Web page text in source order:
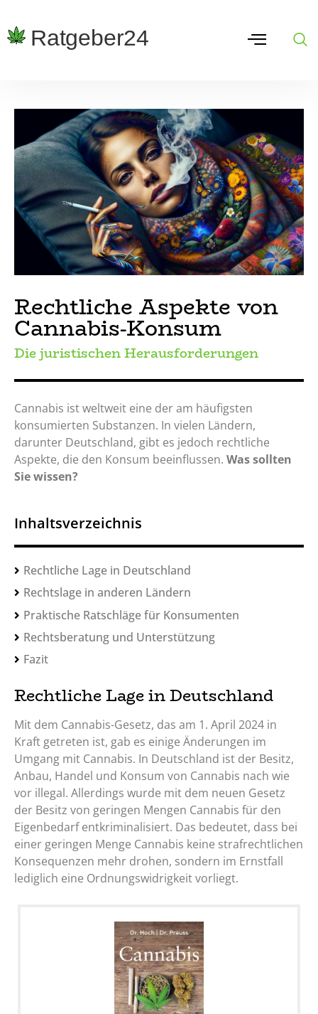
Rechtliche Aspekte von
Cannabis-Konsum
Die juristischen Herausforderungen
Cannabis ist weltweit eine der am häufigsten
konsumierten Substanzen. In vielen Ländern,
darunter Deutschland, gibt es jedoch rechtliche
Aspekte, die den Konsum beeinflussen. Was sollten
Sie wissen?
Inhaltsverzeichnis
Rechtliche Lage in Deutschland
Rechtslage in anderen Ländern
Praktische Ratschläge für Konsumenten
Rechtsberatung und Unterstützung
Fazit
Rechtliche Lage in Deutschland
Mit dem Cannabis-Gesetz, das am 1. April 2024 in
Kraft getreten ist, gab es einige Änderungen im
Umgang mit Cannabis. In Deutschland ist der Besitz,
Anbau, Handel und Konsum von Cannabis nach wie
vor illegal. Allerdings wurde mit dem neuen Gesetz
der Besitz von geringen Mengen Cannabis für den
Eigenbedarf entkriminalisiert. Das bedeutet, dass bei
einer geringen Menge Cannabis keine strafrechtlichen
Konsequenzen mehr drohen, sondern im Ernstfall
lediglich eine Ordnungswidrigkeit vorliegt.